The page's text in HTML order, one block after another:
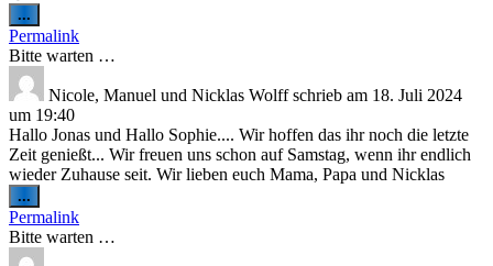
...
Metabox
ein-/ausblenden.
Permalink
Bitte warten …
Nicole, Manuel und Nicklas Wolffschrieb am 18. Juli 2024
um 19:40
Hallo Jonas und Hallo Sophie.... Wir hoffen das ihr noch die letzte
Zeit genießt... Wir freuen uns schon auf Samstag, wenn ihr endlich
wieder Zuhause seit. Wir lieben euch Mama, Papa und Nicklas
...
Metabox
ein-/ausblenden.
Permalink
Bitte warten …